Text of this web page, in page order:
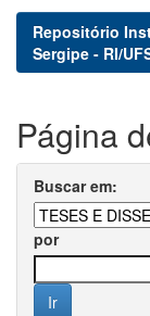
Repositório
Sergipe - RI/
Página
Buscar em:
por